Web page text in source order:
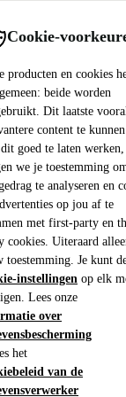
Cookie-
producten en cookies
beide worden
Dit laatste
content te
goed te laten werken,
we je toestemming
te analyseren en
op jou af te
met first-party en
cookies. Uiteraard
toestemming. Je kunt
instellingen op elk
Lees onze
over
het
van de
Support
Tablets
Telefoons